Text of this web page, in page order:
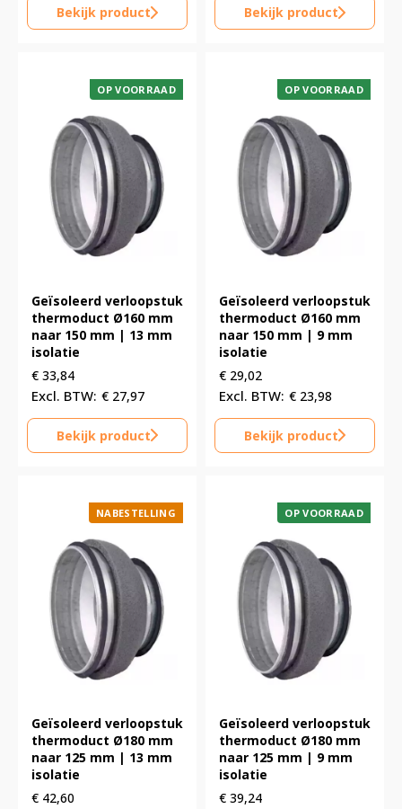
Bekijk product Bekijk product
OP VOORRAAD
Geïsoleerd verloopstuk
thermoduct Ø160 mm
naar 150 mm | 13 mm
isolatie
€ 33,84
€ 27,97
Bekijk product
OP VOORRAAD
Geïsoleerd verloopstuk
thermoduct Ø160 mm
naar 150 mm | 9 mm
isolatie
€ 29,02
€ 23,98
Bekijk product
NABESTELLING
Geïsoleerd verloopstuk
thermoduct Ø180 mm
naar 125 mm | 13 mm
isolatie
€ 42,60
OP VOORRAAD
Geïsoleerd verloopstuk
thermoduct Ø180 mm
naar 125 mm | 9 mm
isolatie
€ 39,24